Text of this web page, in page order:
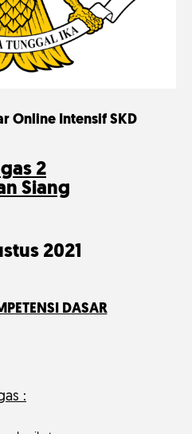
Online Intensif SKD
2
Siang
2021
DASAR
: